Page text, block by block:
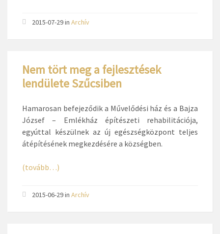
2015-07-29in Archív
Nem tört meg a fejlesztések
lendülete Szűcsiben
Hamarosan befejeződik a Művelődési ház és a Bajza
József – Emlékház építészeti rehabilitációja,
egyúttal készülnek az új egészségközpont teljes
átépítésének megkezdésére a községben.
(tovább…)
2015-06-29in Archív